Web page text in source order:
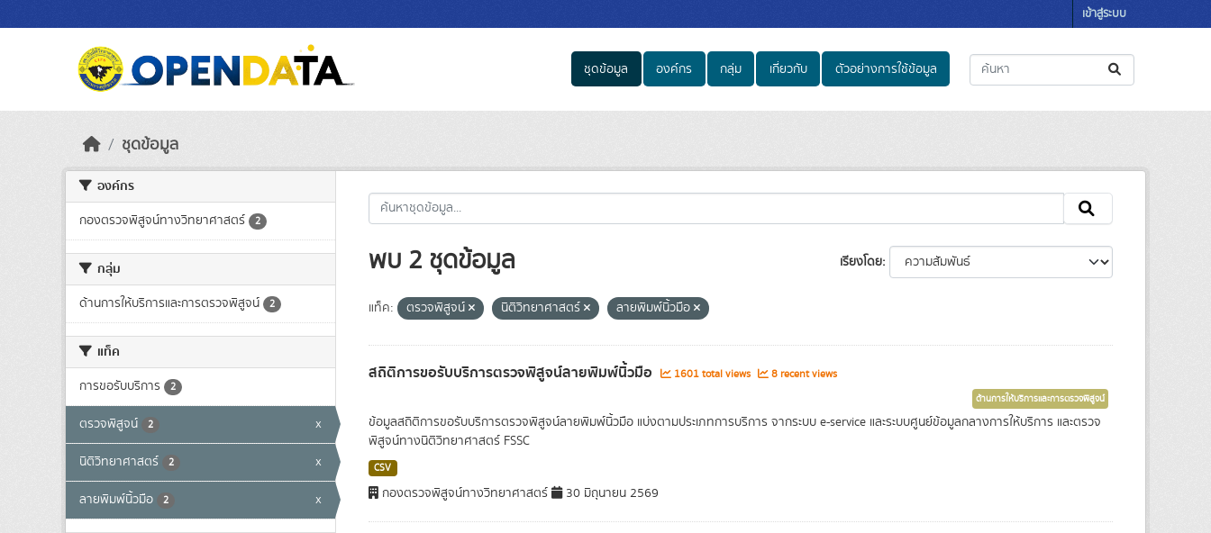
เข้าสู่ระบบ
ชุดข้อมูล องค์กร กลุ่ม เกี่ยวกับ ตัวอย่างการใช้ข้อมูล
ชุดข้อมูล
องค์กร
กองตรวจพิสูจน์ทางวิทยาศาสตร์ 2
กลุ่ม
ด้านการให้บริการและการตรวจพิสูจน์ 2
แท็ค
การขอรับบริการ 2
ตรวจพิสูจน์ 2 x
นิติวิทยาศาสตร์ 2 x
ลายพิมพ์นิ้วมือ 2 x
เรียงโดย
พบ 2 ชุดข้อมูล
แท็ค: ตรวจพิสูจน์ นิติวิทยาศาสตร์ ลายพิมพ์นิ้วมือ
สถิติการขอรับบริการตรวจพิสูจน์ลายพิมพ์นิ้วมือ 1601 total views 8 recent views
ด้านการให้บริการและการตรวจพิสูจน์
ข้อมูลสถิติการขอรับบริการตรวจพิสูจน์ลายพิมพ์นิ้วมือ แบ่งตามประเภทการบริการ จากระบบ e-service และระบบศูนย์ข้อมูลกลางการให้บริการ และตรวจ
พิสูจน์ทางนิติวิทยาศาสตร์ FSSC
CSV
กองตรวจพิสูจน์ทางวิทยาศาสตร์ 30 มิถุนายน 2569